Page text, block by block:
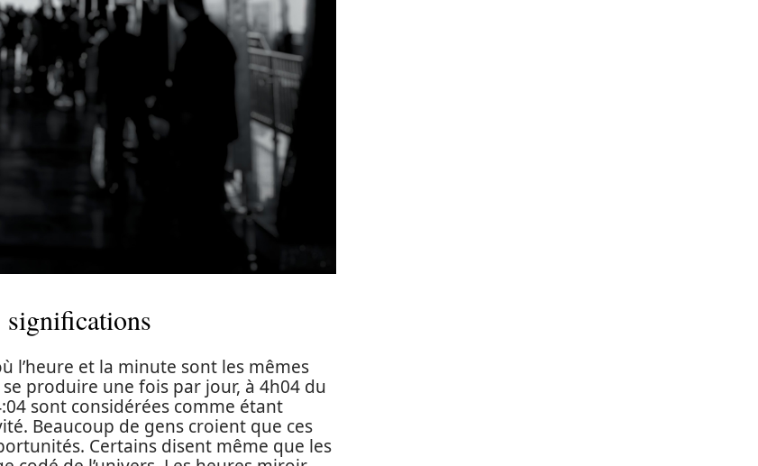
l’heure et la minute sont les mêmes
produire une fois par jour, à 4h04 du
sont considérées comme étant
Beaucoup de gens croient que ces
Certains disent même que les